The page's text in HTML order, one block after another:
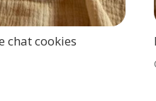
chat cookies